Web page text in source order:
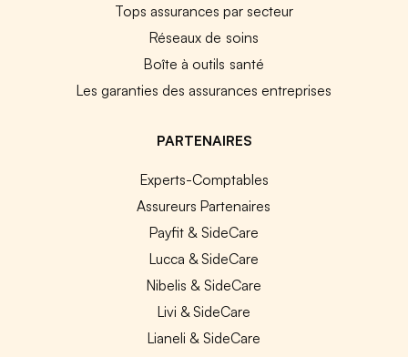
Tops assurances par secteur
Réseaux de soins
Boîte à outils santé
Les garanties des assurances entreprises
PARTENAIRES
Experts-Comptables
Assureurs Partenaires
Payfit & SideCare
Lucca & SideCare
Nibelis & SideCare
Livi & SideCare
Lianeli & SideCare